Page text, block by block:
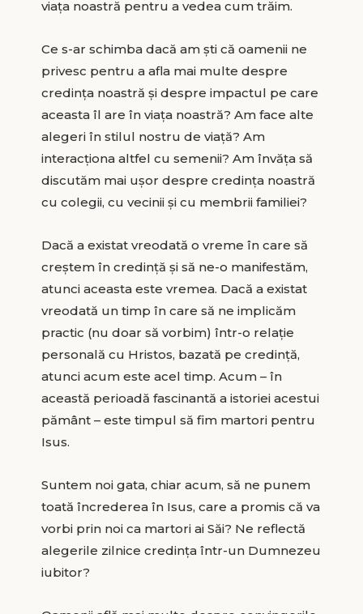
viaţa noastră pentru a vedea cum trăim.
Ce s-ar schimba dacă am şti că oamenii ne
privesc pentru a afla mai multe despre
credinţa noastră şi despre impactul pe care
aceasta îl are în viaţa noastră? Am face alte
alegeri în stilul nostru de viaţă? Am
interacţiona altfel cu semenii? Am învăţa să
discutăm mai uşor despre credinţa noastră
cu colegii, cu vecinii şi cu membrii familiei?
Dacă a existat vreodată o vreme în care să
creştem în credinţă şi să ne-o manifestăm,
atunci aceasta este vremea. Dacă a existat
vreodată un timp în care să ne implicăm
practic (nu doar să vorbim) într-o relaţie
personală cu Hristos, bazată pe credinţă,
atunci acum este acel timp. Acum – în
această perioadă fascinantă a istoriei acestui
pământ – este timpul să fim martori pentru
Isus.
Suntem noi gata, chiar acum, să ne punem
toată încrederea în Isus, care a promis că va
vorbi prin noi ca martori ai Săi? Ne reflectă
alegerile zilnice credinţa într-un Dumnezeu
iubitor?